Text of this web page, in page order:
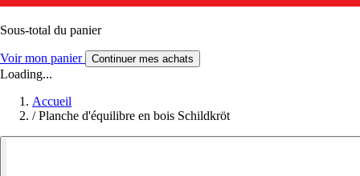
Sous-total du panier
Voir mon panier Continuer mes achats
Loading...
Accueil
/ Planche d'équilibre en bois Schildkröt